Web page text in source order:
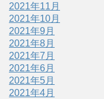
2021年11月
2021年10月
2021年9月
2021年8月
2021年7月
2021年6月
2021年5月
2021年4月